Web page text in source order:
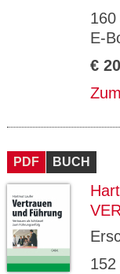
160
E-
€
PDF BUCH
152